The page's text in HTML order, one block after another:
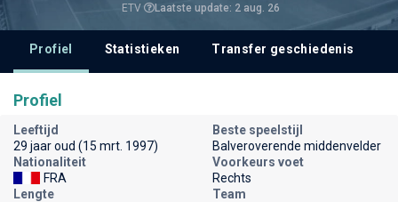
ETV Laatste update: 2 aug. 26
Profiel Statistieken Transfer geschiedenis
Profiel
Leeftijd
29 jaar oud (15 mrt. 1997)
Beste speelstijl
Balveroverende middenvelder
Nationaliteit
FRA
Voorkeurs voet
Rechts
Lengte
Team